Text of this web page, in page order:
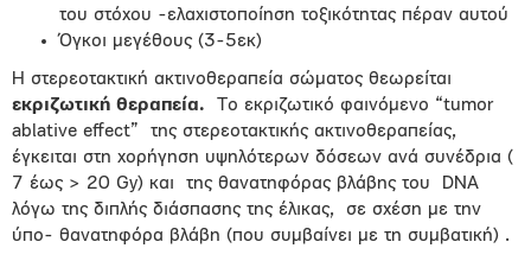
του στόχου -ελαχιστοποίηση τοξικότητας πέραν αυτού
Όγκοι μεγέθους (3-5εκ)
Η στερεοτακτική ακτινοθεραπεία σώματος θεωρείται
εκριζωτική θεραπεία.
Το εκριζωτικό φαινόμενο “tumor
ablative effect”
της στερεοτακτικής ακτινοθεραπείας,
έγκειται στη χορήγηση υψηλότερων δόσεων ανά συνέδρια (
7 έως > 20 Gy) και
της θανατηφόρας βλάβης του
DNA
λόγω της διπλής διάσπασης της έλικας,
σε σχέση με την
ύπo- θανατηφόρα βλάβη (που συμβαίνει με τη συμβατική) .